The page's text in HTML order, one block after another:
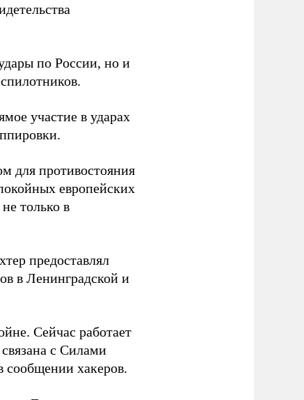
по России, но и
участие в ударах
для противостояния
европейских
только в
предоставлял
в Ленинградской и
Сейчас работает
с Силами
хакеров.